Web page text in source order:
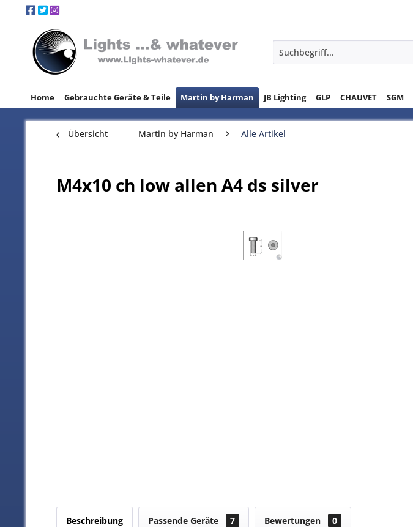
Home Gebrauchte Geräte & Teile Martin by Harman JB Lighting GLP CHAUVET SGM
Übersicht Martin by Harman Alle Artikel
M4x10 ch low allen A4 ds silver
Beschreibung Passende Geräte 7 Bewertungen 0